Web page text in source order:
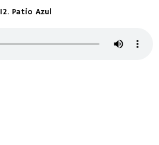
12. Patio Azul